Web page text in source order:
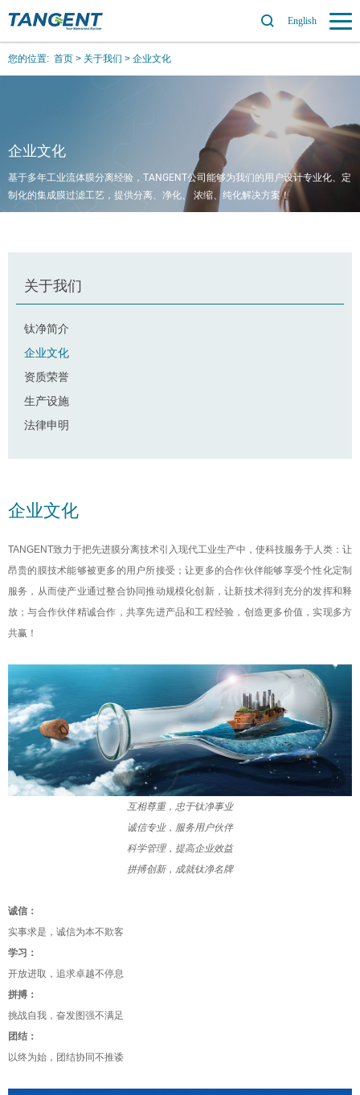
English
您的位置: 首页 > 关于我们 > 企业文化
企业文化
基于多年工业流体膜分离经验，TANGENT公司能够为我们的用户设计专业化、定
制化的集成膜过滤工艺，提供分离、净化、 浓缩、纯化解决方案！
关于我们
钛净简介
企业文化
资质荣誉
生产设施
法律申明
企业文化
TANGENT致力于把先进膜分离技术引入现代工业生产中，使科技服务于人类：让
昂贵的膜技术能够被更多的用户所接受；让更多的合作伙伴能够享受个性化定制
服务，从而使产业通过整合协同推动规模化创新，让新技术得到充分的发挥和释
放；与合作伙伴精诚合作，共享先进产品和工程经验，创造更多价值，实现多方
共赢！
互相尊重，忠于钛净事业
诚信专业，服务用户伙伴
科学管理，提高企业效益
拼搏创新，成就钛净名牌
诚信：
实事求是，诚信为本不欺客
学习：
开放进取，追求卓越不停息
拼搏：
挑战自我，奋发图强不满足
团结：
以终为始，团结协同不推诿